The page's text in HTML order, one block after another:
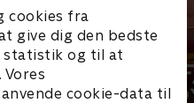
cookies fra
give dig den bedste
statistik og til at
cookie-data til